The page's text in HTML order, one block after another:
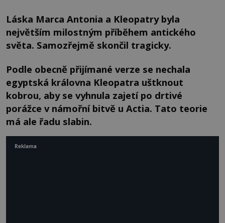
Láska Marca Antonia a Kleopatry byla
největším milostným příběhem antického
světa. Samozřejmě skončil tragicky.
Podle obecně přijímané verze se nechala
egyptská královna Kleopatra uštknout
kobrou, aby se vyhnula zajetí po drtivé
porážce v námořní bitvě u Actia. Tato teorie
má ale řadu slabin.
Reklama